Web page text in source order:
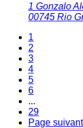
1 Gonzalo
00745 Rio
1
2
3
4
5
6
...
29
Page